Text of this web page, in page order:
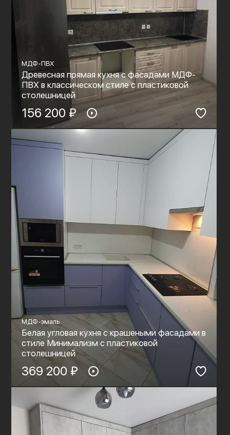
МДФ-ПВХ
Древесная прямая кухня с фасадами МДФ-
ПВХ в классическом стиле с пластиковой
столешницей
156 200 ₽
МДФ-эмаль
Белая угловая кухня с крашеными фасадами в
стиле Минимализм с пластиковой
столешницей
369 200 ₽